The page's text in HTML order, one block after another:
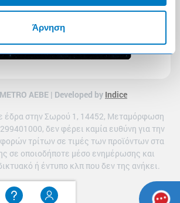
Άρνηση
AEBE | Developed by Indice
έδρα στην Σωρού 1, 14452, Μεταμόρφωση
δεν φέρει καμία ευθύνη για την
τρίτων σε τιμές των προϊόντων στα
σε οποιοδήποτε μέσο ενημέρωσης και
ή έντυπο κλπ που δεν της ανήκει.